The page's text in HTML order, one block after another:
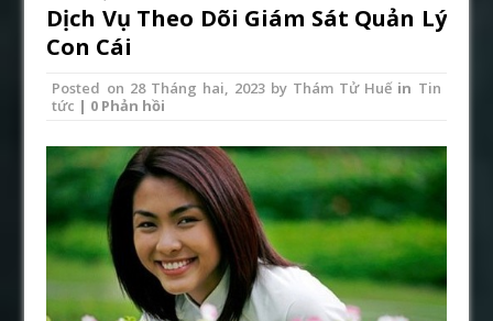
Dịch Vụ Theo Dõi Giám Sát Quản Lý
Con Cái
Posted on 28 Tháng hai, 2023by Thám Tử Huếin Tin
tức | 0 Phản hồi